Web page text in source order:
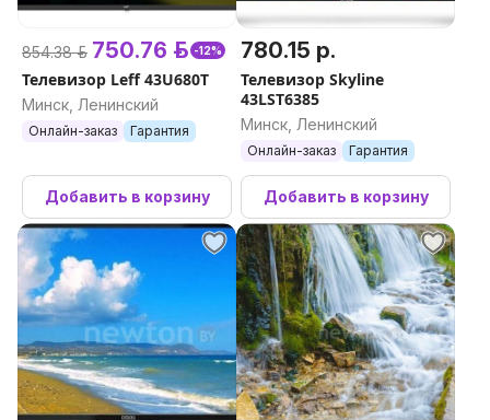
854.38 р. 750.76 р. -12%
Телевизор Leff 43U680T
Минск, Ленинский
Онлайн-заказ Гарантия
Добавить в корзину
780.15 р.
Телевизор Skyline
43LST6385
Минск, Ленинский
Онлайн-заказ Гарантия
Добавить в корзину